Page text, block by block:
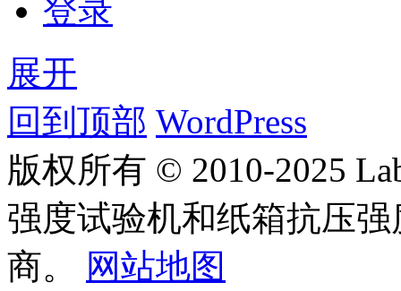
登录
展开
回到顶部 WordPress
版权所有 © 2010-2025
强度试验机和纸箱抗压
商。
网站地图